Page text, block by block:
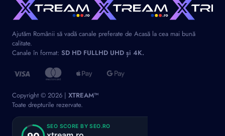
Ajutăm Românii să vadă canale preferate de Acasă la cea mai bună
calitate.
Canale în format: SD HD FULLHD UHD și 4K.
Copyright © 2026 | XTREAM™
Toate drepturile rezervate.